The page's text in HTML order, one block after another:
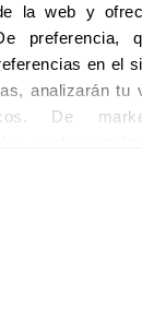
la web y
en el
analizarán tu
De
los
para